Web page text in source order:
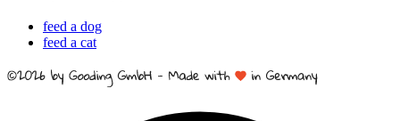
feed a dog
feed a cat